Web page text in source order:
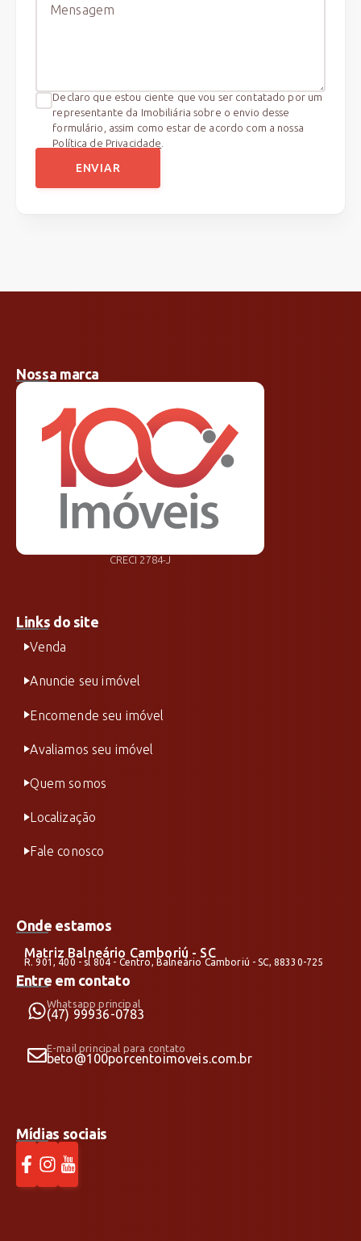
Declaro que estou ciente que vou ser contatado por um
representante da Imobiliária sobre o envio desse
formulário, assim como estar de acordo com a nossa
Política de Privacidade
ENVIAR
Nossa marca
CRECI 2784-J
Links do site
Venda
Anuncie seu imóvel
Encomende seu imóvel
Avaliamos seu imóvel
Quem somos
Localização
Fale conosco
Onde estamos
Matriz Balneário Camboriú - SC
R. 901, 400 - sl 804 - Centro, Balneário Camboriú - SC, 88330-725
Entre em contato
Whatsapp principal
(47) 99936-0783
E-mail principal para contato
beto@100porcentoimoveis.com.br
Mídias sociais